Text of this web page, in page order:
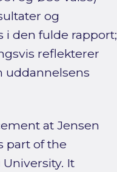
og
den fulde rapport;
reflekterer
at Jensen
part of the
It